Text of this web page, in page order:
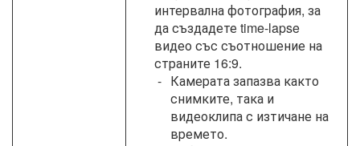
интервална фотография, за
да създадете time-lapse
видео със съотношение на
страните 16:9.
Камерата запазва както
снимките, така и
видеоклипа с изтичане на
времето.